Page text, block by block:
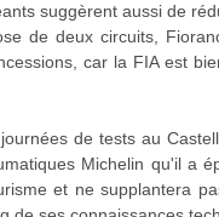
suggèrent aussi de
de deux circuits,
car la FIA est
de tests au
Michelin qu'il a
et ne supplantera